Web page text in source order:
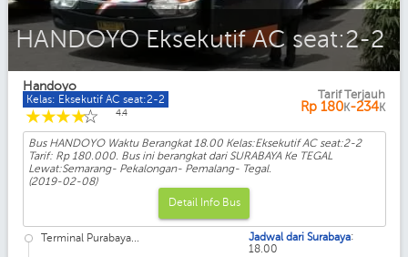
HANDOYO Eksekutif AC seat:2-2
Handoyo
Kelas: Eksekutif AC seat:2-2
☆
☆
☆
☆
☆ 4.4
Tarif Terjauh
Rp 180K-234K
Bus HANDOYO Waktu Berangkat 18.00 Kelas:Eksekutif AC seat:2-2
Tarif: Rp 180.000. Bus ini berangkat dari SURABAYA Ke TEGAL
Lewat:Semarang- Pekalongan- Pemalang- Tegal.
(2019-02-08)
Detail Info Bus
Terminal Purabaya... Jadwal dari Surabaya:
18.00